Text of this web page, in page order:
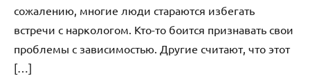
сожалению, многие люди стараются избегать
встречи с наркологом. Кто-то боится признавать свои
проблемы с зависимостью. Другие считают, что этот
[…]